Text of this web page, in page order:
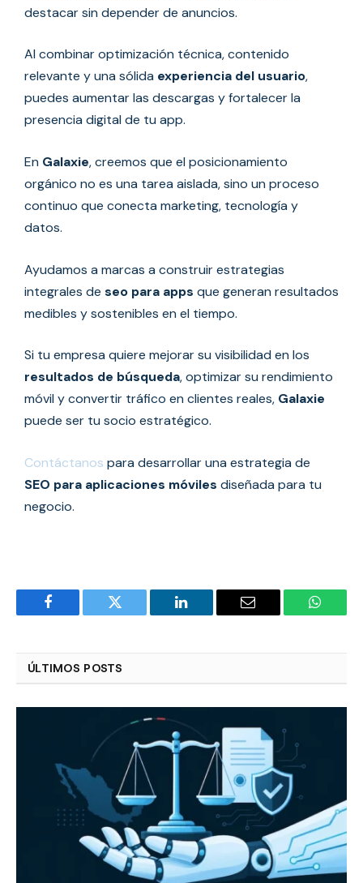
destacar sin depender de anuncios.
Al combinar optimización técnica, contenido
relevante y una sólida experiencia del usuario,
puedes aumentar las descargas y fortalecer la
presencia digital de tu app.
En Galaxie, creemos que el posicionamiento
orgánico no es una tarea aislada, sino un proceso
continuo que conecta marketing, tecnología y
datos.
Ayudamos a marcas a construir estrategias
integrales de seo para apps que generan resultados
medibles y sostenibles en el tiempo.
Si tu empresa quiere mejorar su visibilidad en los
resultados de búsqueda, optimizar su rendimiento
móvil y convertir tráfico en clientes reales, Galaxie
puede ser tu socio estratégico.
Contáctanos para desarrollar una estrategia de
SEO para aplicaciones móviles diseñada para tu
negocio.
Facebook Twitter LinkedIn Email
ÚLTIMOS POSTS